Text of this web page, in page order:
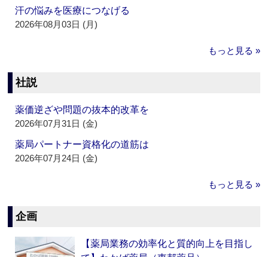
汗の悩みを医療につなげる
2026年08月03日 (月)
もっと見る »
社説
薬価逆ざや問題の抜本的改革を
2026年07月31日 (金)
薬局パートナー資格化の道筋は
2026年07月24日 (金)
もっと見る »
企画
【薬局業務の効率化と質的向上を目指し